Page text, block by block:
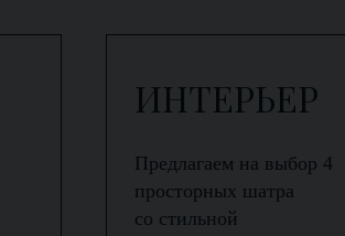
ИНТЕРЬЕР
Предлагаем на выбор 4
просторных шатра
со стильной